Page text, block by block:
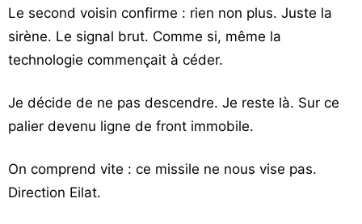
Le second voisin confirme : rien non plus. Juste la
sirène. Le signal brut. Comme si, même la
technologie commençait à céder.
Je décide de ne pas descendre. Je reste là. Sur ce
palier devenu ligne de front immobile.
On comprend vite : ce missile ne nous vise pas.
Direction Eilat.